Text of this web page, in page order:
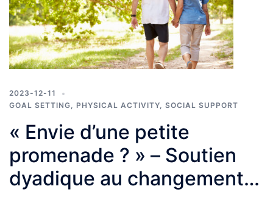
2023-12-11
GOAL SETTING, PHYSICAL ACTIVITY, SOCIAL SUPPORT
« Envie d’une petite
promenade ? » – Soutien
dyadique au changement